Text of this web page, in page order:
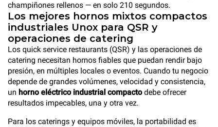
champiñones rellenos — en solo 210 segundos.
Los mejores hornos mixtos compactos
industriales Unox para QSR y
operaciones de catering
Los quick service restaurants (QSR) y las operaciones de
catering necesitan hornos fiables que puedan rendir bajo
presión, en múltiples locales o eventos. Cuando tu negocio
depende de grandes volúmenes, velocidad y consistencia,
un horno eléctrico industrial compactodebe ofrecer
resultados impecables, una y otra vez.
Para los caterings y equipos móviles, la portabilidad es